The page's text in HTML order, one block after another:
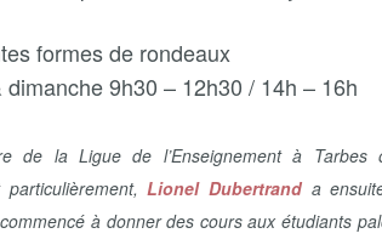
formes de rondeaux
9h30 – 12h30 / 14h – 16h
de la Ligue de l’Enseignement à
particulièrement,Lionel Dubertranda
à donner des cours aux étudiants